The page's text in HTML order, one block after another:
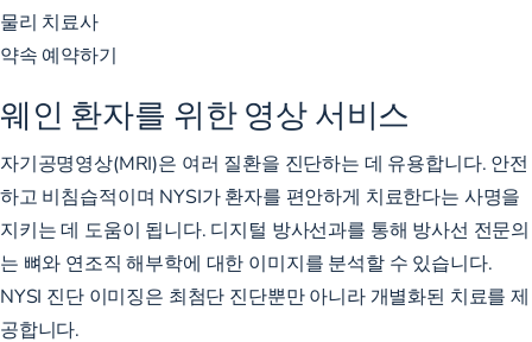
물리 치료사
약속 예약하기
웨인 환자를 위한 영상 서비스
자기공명영상(MRI)은 여러 질환을 진단하는 데 유용합니다. 안전
하고 비침습적이며 NYSI가 환자를 편안하게 치료한다는 사명을
지키는 데 도움이 됩니다. 디지털 방사선과를 통해 방사선 전문의
는 뼈와 연조직 해부학에 대한 이미지를 분석할 수 있습니다.
NYSI 진단 이미징은 최첨단 진단뿐만 아니라 개별화된 치료를 제
공합니다.